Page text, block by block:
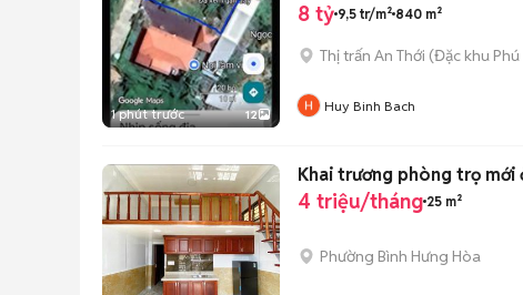
1 phút trước 12
8 tỷ 9,5 tr/m² 840 m²
Thị trấn An Thới (Đặc khu
Huy Binh Bach
Khai trương phòng trọ mới
4 triệu/tháng 25 m²
Phường Bình Hưng Hòa